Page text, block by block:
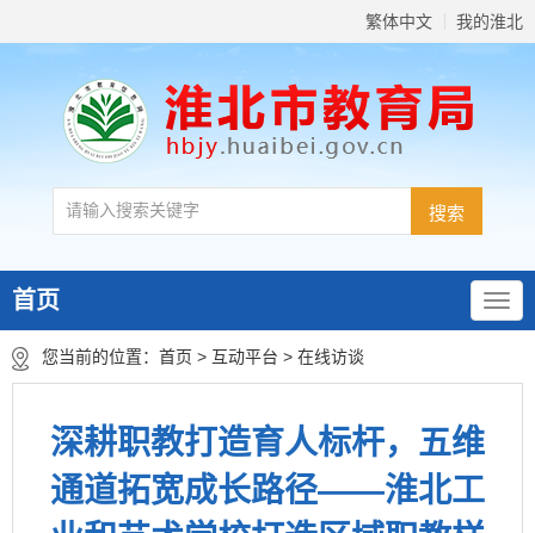
繁体中文 我的淮北
首页
您当前的位置： 首页 > 互动平台 > 在线访谈
深耕职教打造育人标杆，五维
通道拓宽成长路径——淮北工